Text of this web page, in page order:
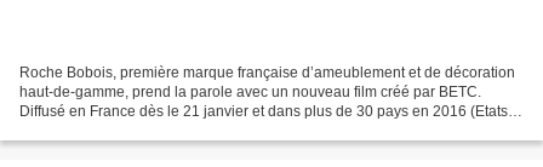
Roche Bobois, première marque française d’ameublement et de décoration
haut-de-gamme, prend la parole avec un nouveau film créé par BETC.
Diffusé en France dès le 21 janvier et dans plus de 30 pays en 2016 (Etats-